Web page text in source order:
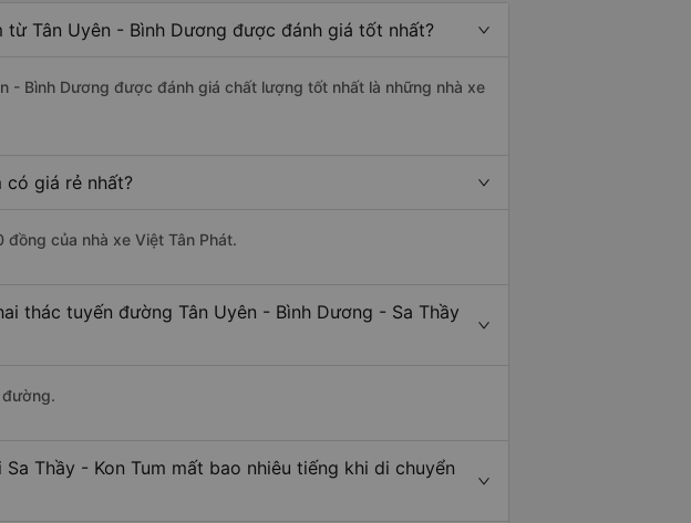
từ Tân Uyên - Bình Dương được đánh giá tốt nhất?
- Bình Dương được đánh giá chất lượng tốt nhất là những nhà xe
có giá rẻ nhất?
của nhà xe Việt Tân Phát.
thác tuyến đường Tân Uyên - Bình Dương - Sa Thầy
đường.
Thầy - Kon Tum mất bao nhiêu tiếng khi di chuyển